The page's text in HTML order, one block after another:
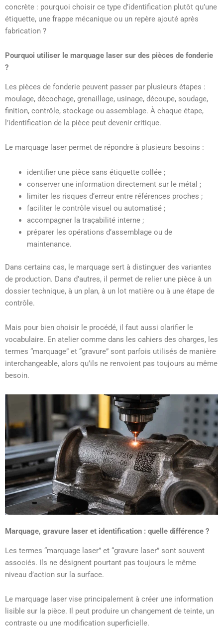
concrète : pourquoi choisir ce type d’identification plutôt qu’une
étiquette, une frappe mécanique ou un repère ajouté après
fabrication ?
Pourquoi utiliser le marquage laser sur des pièces de fonderie
?
Les pièces de fonderie peuvent passer par plusieurs étapes :
moulage, décochage, grenaillage, usinage, découpe, soudage,
finition, contrôle, stockage ou assemblage. À chaque étape,
l’identification de la pièce peut devenir critique.
Le marquage laser permet de répondre à plusieurs besoins :
identifier une pièce sans étiquette collée ;
conserver une information directement sur le métal ;
limiter les risques d’erreur entre références proches ;
faciliter le contrôle visuel ou automatisé ;
accompagner la traçabilité interne ;
préparer les opérations d’assemblage ou de
maintenance.
Dans certains cas, le marquage sert à distinguer des variantes
de production. Dans d’autres, il permet de relier une pièce à un
dossier technique, à un plan, à un lot matière ou à une étape de
contrôle.
Mais pour bien choisir le procédé, il faut aussi clarifier le
vocabulaire. En atelier comme dans les cahiers des charges, les
termes “marquage” et “gravure” sont parfois utilisés de manière
interchangeable, alors qu’ils ne renvoient pas toujours au même
besoin.
Marquage, gravure laser et identification : quelle différence ?
Les termes “marquage laser” et “gravure laser” sont souvent
associés. Ils ne désignent pourtant pas toujours le même
niveau d’action sur la surface.
Le marquage laser vise principalement à créer une information
lisible sur la pièce. Il peut produire un changement de teinte, un
contraste ou une modification superficielle.